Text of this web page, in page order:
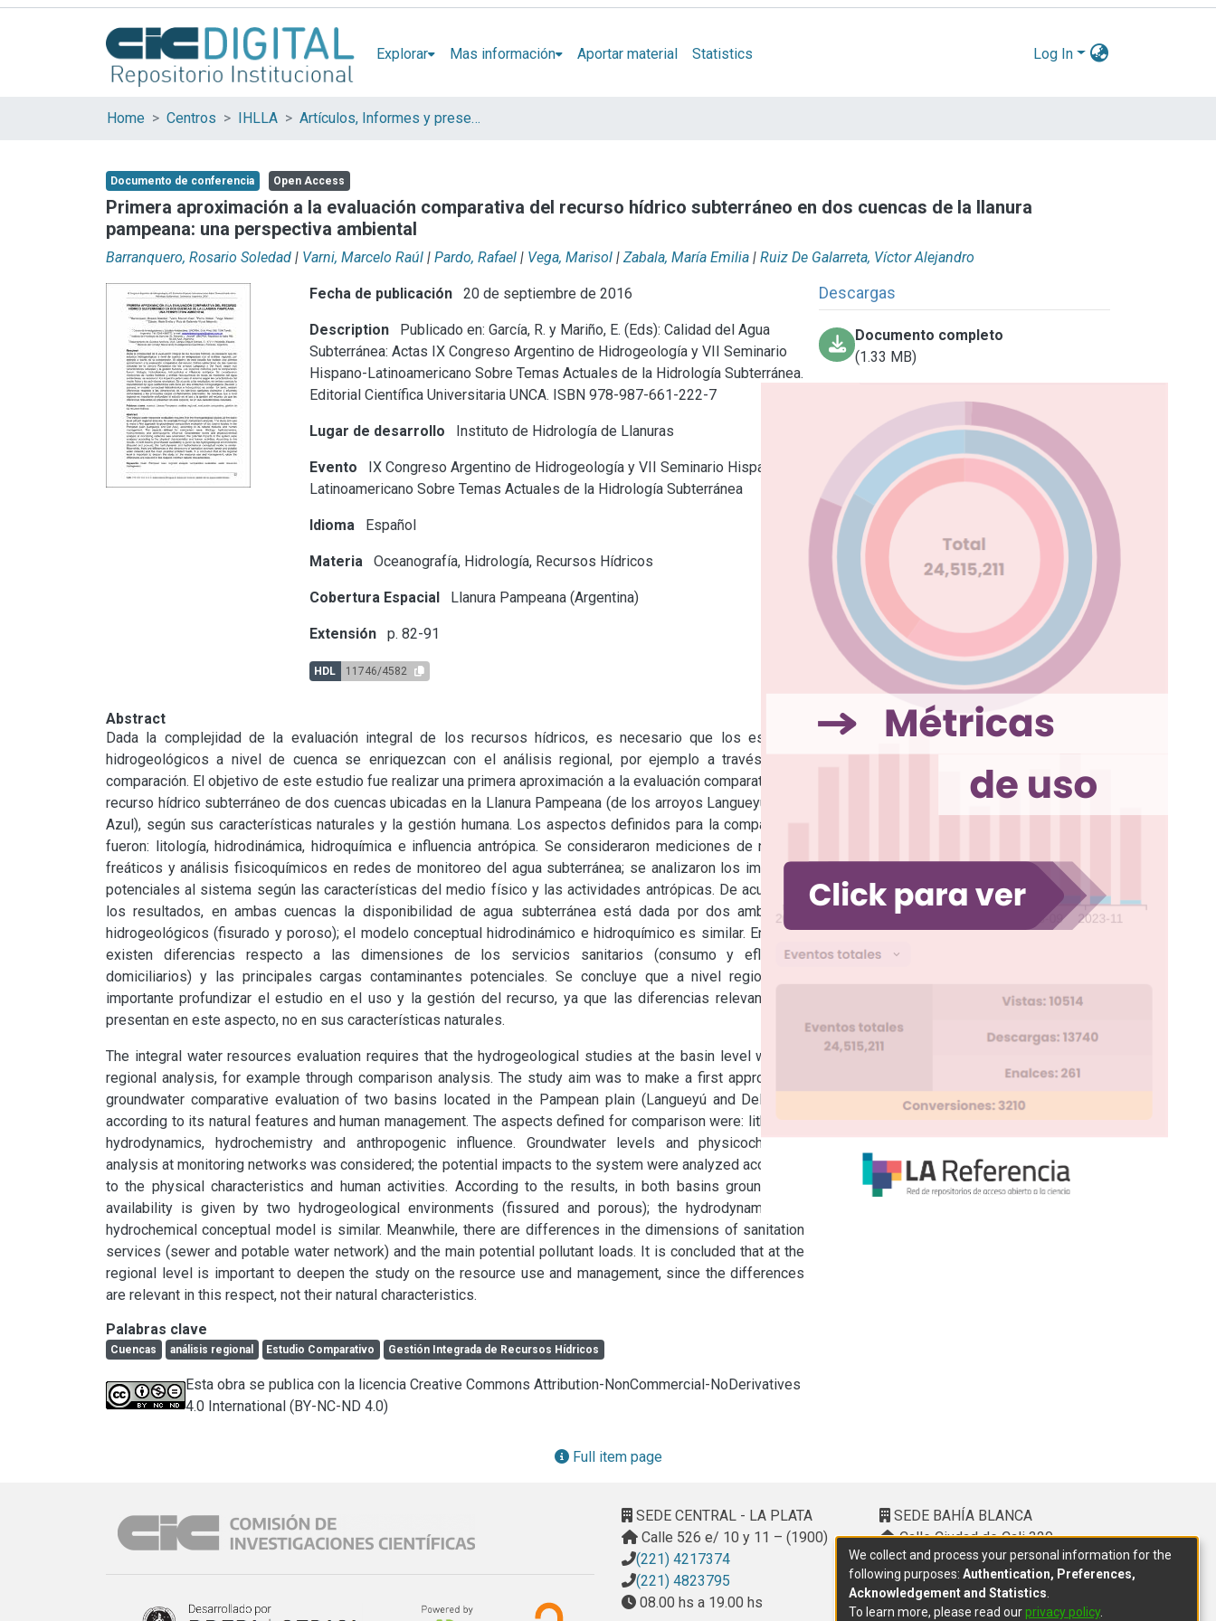
Explorar Mas información Aportar material Statistics Log In
Home Centros IHLLA Artículos, Informes y presentaciones en Congresos IHLLA
Documento de conferencia Open Access
Primera aproximación a la evaluación comparativa del recurso hídrico subterráneo en dos cuencas de la llanura
pampeana: una perspectiva ambiental
Barranquero, Rosario Soledad | Varni, Marcelo Raúl | Pardo, Rafael | Vega, Marisol | Zabala, María Emilia | Ruiz De Galarreta, Víctor Alejandro
Fecha de publicación 20 de septiembre de 2016
Description
Publicado en: García, R. y Mariño, E. (Eds): Calidad del Agua
Subterránea: Actas IX Congreso Argentino de Hidrogeología y VII Seminario
Hispano-Latinoamericano Sobre Temas Actuales de la Hidrología Subterránea.
Editorial Científica Universitaria UNCA. ISBN 978-987-661-222-7
Lugar de desarrollo Instituto de Hidrología de Llanuras
Evento
IX Congreso Argentino de Hidrogeología y VII Seminario Hispano-
Latinoamericano Sobre Temas Actuales de la Hidrología Subterránea
Idioma Español
Materia Oceanografía, Hidrología, Recursos Hídricos
Cobertura Espacial Llanura Pampeana (Argentina)
Extensión p. 82-91
HDL 11746/4582
Descargas
Documento completo
(1.33 MB)
Abstract
Dada la complejidad de la evaluación integral de los recursos hídricos, es necesario que los estudios
hidrogeológicos a nivel de cuenca se enriquezcan con el análisis regional, por ejemplo a través de la
comparación. El objetivo de este estudio fue realizar una primera aproximación a la evaluación comparativa del
recurso hídrico subterráneo de dos cuencas ubicadas en la Llanura Pampeana (de los arroyos Langueyú y Del
Azul), según sus características naturales y la gestión humana. Los aspectos definidos para la comparación
fueron: litología, hidrodinámica, hidroquímica e influencia antrópica. Se consideraron mediciones de niveles
freáticos y análisis fisicoquímicos en redes de monitoreo del agua subterránea; se analizaron los impactos
potenciales al sistema según las características del medio físico y las actividades antrópicas. De acuerdo a
los resultados, en ambas cuencas la disponibilidad de agua subterránea está dada por dos ambientes
hidrogeológicos (fisurado y poroso); el modelo conceptual hidrodinámico e hidroquímico es similar. En tanto,
existen diferencias respecto a las dimensiones de los servicios sanitarios (consumo y efluentes
domiciliarios) y las principales cargas contaminantes potenciales. Se concluye que a nivel regional es
importante profundizar el estudio en el uso y la gestión del recurso, ya que las diferencias relevantes se
presentan en este aspecto, no en sus características naturales.
The integral water resources evaluation requires that the hydrogeological studies at the basin level will join
regional analysis, for example through comparison analysis. The study aim was to make a first approach to
groundwater comparative evaluation of two basins located in the Pampean plain (Langueyú and Del Azul),
according to its natural features and human management. The aspects defined for comparison were: lithology,
hydrodynamics, hydrochemistry and anthropogenic influence. Groundwater levels and physicochemical
analysis at monitoring networks was considered; the potential impacts to the system were analyzed according
to the physical characteristics and human activities. According to the results, in both basins groundwater
availability is given by two hydrogeological environments (fissured and porous); the hydrodynamic and
hydrochemical conceptual model is similar. Meanwhile, there are differences in the dimensions of sanitation
services (sewer and potable water network) and the main potential pollutant loads. It is concluded that at the
regional level is important to deepen the study on the resource use and management, since the differences
are relevant in this respect, not their natural characteristics.
Palabras clave
Cuencas análisis regional Estudio Comparativo Gestión Integrada de Recursos Hídricos
Esta obra se publica con la licencia Creative Commons Attribution-NonCommercial-NoDerivatives
4.0 International (BY-NC-ND 4.0)
Full item page
SEDE CENTRAL - LA PLATA
Calle 526 e/ 10 y 11 – (1900)
(221) 4217374
(221) 4823795
08.00 hs a 19.00 hs
SEDE BAHÍA BLANCA
Calle Ciudad de Cali 320 –
(8000). Universidad Provincial del
Sudoeste (UPSO)
(291) 459 2550, interno 147
We collect and process your personal information for the
following purposes: Authentication, Preferences,
Acknowledgement and Statistics
To learn more, please read ourprivacy policy.